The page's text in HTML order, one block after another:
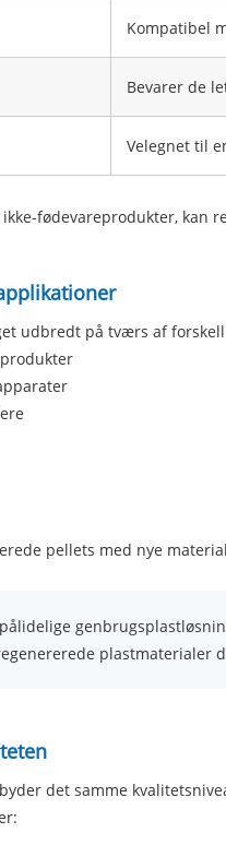
Kompatibel
Bevarer de
Velegnet til
fødevareprodukter, kan
udbredt på tværs af
pellets med nye
det samme